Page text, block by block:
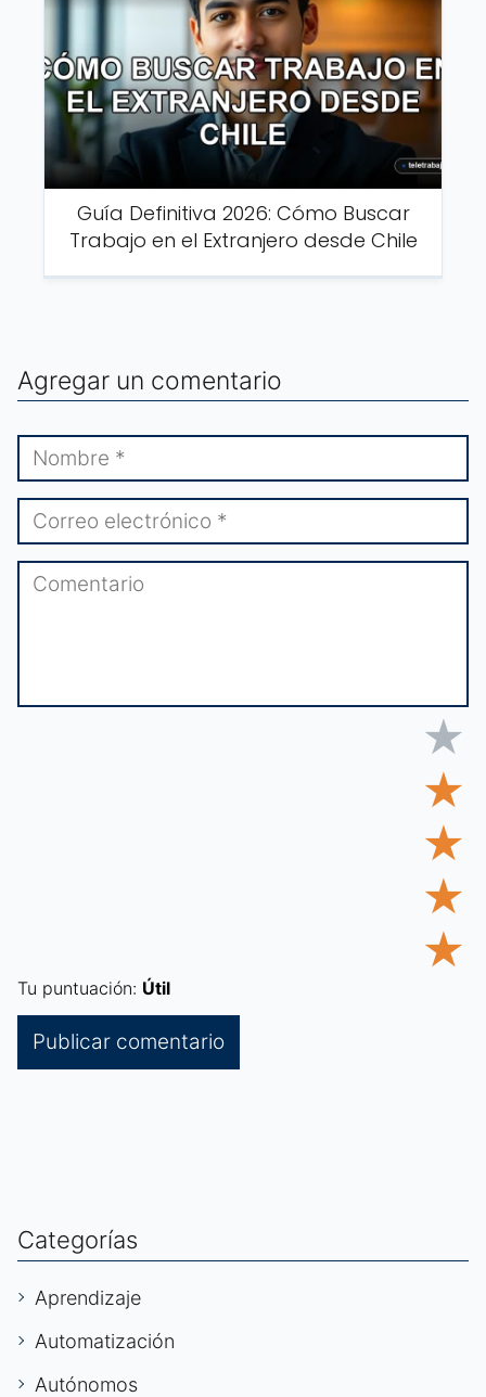
Guía Definitiva 2026: Cómo Buscar
Trabajo en el Extranjero desde Chile
Agregar un comentario
★
★
★
★
★
Tu puntuación: Útil
Categorías
Aprendizaje
Automatización
Autónomos